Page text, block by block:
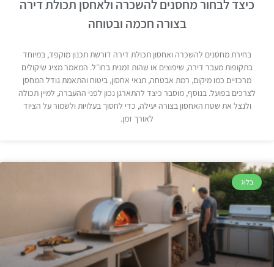
כיצד לבחור מחסנים להשכרה ולאחסן תכולת דירה
בצורה חכמה ובטוחה
בחירת מחסנים להשכרה ואחסון תכולת דירה דורשת תכנון מוקפד, במיוחד
בתקופות מעבר דירה, שיפוצים או שהות זמנית בחו״ל. המאמר מציג שיקולים
מרכזיים כמו מיקום, רמת אבטחה, תנאי אחסון, ביטוח והתאמת גודל המחסן
לצרכים בפועל. בנוסף, מוסבר כיצד להתארגן נכון לפני ההעברה, למיין תכולה
ולנצל את שטח האחסון בצורה יעילה, כדי לחסוך בעלויות ולשמור על הציוד
לאורך זמן.
בלוג